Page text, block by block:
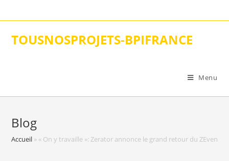
to
TOUSNOSPROJETS-BPIFRANCE
Menu
Blog
Accueil » « On y travaille »: Zerator annonce le grand retour du ZEvent